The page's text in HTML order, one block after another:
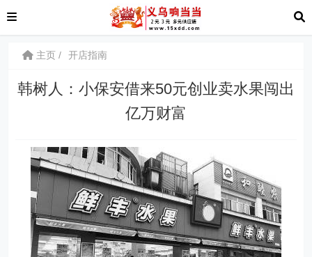
主页 开店指南
韩树人：小保安借来50元创业卖水果闯出
亿万财富